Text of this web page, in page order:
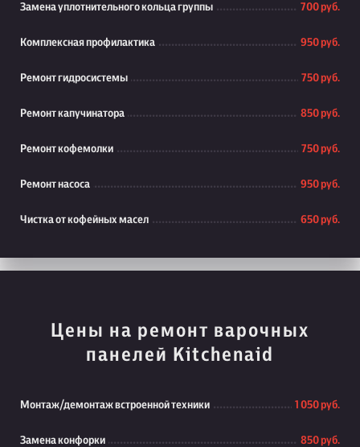
Замена уплотнительного кольца группы 700 руб.
Комплексная профилактика 950 руб.
Ремонт гидросистемы 750 руб.
Ремонт капучинатора 850 руб.
Ремонт кофемолки 750 руб.
Ремонт насоса 950 руб.
Чистка от кофейных масел 650 руб.
Цены на ремонт варочных
панелей Kitchenaid
Монтаж/демонтаж встроенной техники 1 050 руб.
Замена конфорки 850 руб.